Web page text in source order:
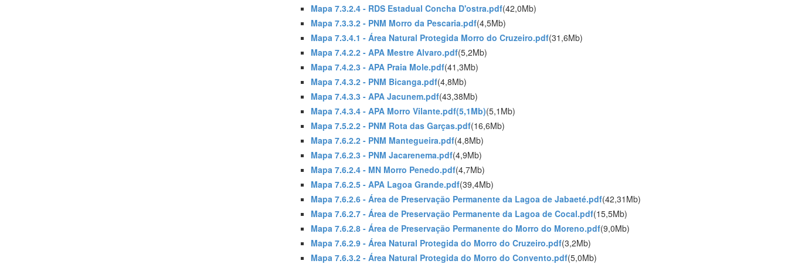
Mapa 7.3.2.4 - RDS Estadual Concha D'ostra.pdf(42,0Mb)
Mapa 7.3.3.2 - PNM Morro da Pescaria.pdf(4,5Mb)
Mapa 7.3.4.1 - Área Natural Protegida Morro do Cruzeiro.pdf(31,6Mb)
Mapa 7.4.2.2 - APA Mestre Alvaro.pdf(5,2Mb)
Mapa 7.4.2.3 - APA Praia Mole.pdf(41,3Mb)
Mapa 7.4.3.2 - PNM Bicanga.pdf(4,8Mb)
Mapa 7.4.3.3 - APA Jacunem.pdf(43,38Mb)
Mapa 7.4.3.4 - APA Morro Vilante.pdf(5,1Mb)(5,1Mb)
Mapa 7.5.2.2 - PNM Rota das Garças.pdf(16,6Mb)
Mapa 7.6.2.2 - PNM Mantegueira.pdf(4,8Mb)
Mapa 7.6.2.3 - PNM Jacarenema.pdf(4,9Mb)
Mapa 7.6.2.4 - MN Morro Penedo.pdf(4,7Mb)
Mapa 7.6.2.5 - APA Lagoa Grande.pdf(39,4Mb)
Mapa 7.6.2.6 - Área de Preservação Permanente da Lagoa de Jabaeté.pdf(42,31Mb)
Mapa 7.6.2.7 - Área de Preservação Permanente da Lagoa de Cocal.pdf(15,5Mb)
Mapa 7.6.2.8 - Área de Preservação Permanente do Morro do Moreno.pdf(9,0Mb)
Mapa 7.6.2.9 - Área Natural Protegida do Morro do Cruzeiro.pdf(3,2Mb)
Mapa 7.6.3.2 - Área Natural Protegida do Morro do Convento.pdf(5,0Mb)